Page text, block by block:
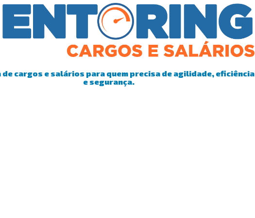
de cargos e salários para quem precisa de agilidade, eficiência
e segurança.